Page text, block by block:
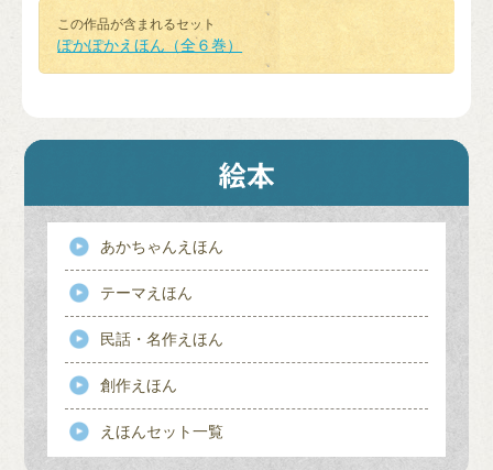
この作品が含まれるセット
ぽかぽかえほん（全６巻）
あかちゃんえほん
テーマえほん
民話・名作えほん
創作えほん
えほんセット一覧